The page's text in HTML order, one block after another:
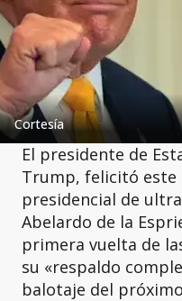
Cortesía
El presidente de
Trump, felicitó este
presidencial de
Abelardo de la
primera vuelta de
su «respaldo
balotaje del